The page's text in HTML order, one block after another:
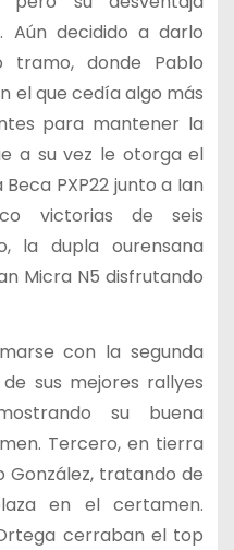
Aún decidido a darlo
donde Pablo
el que cedía algo más
para mantener la
a su vez le otorga el
PXP22 junto a Ian
victorias de seis
la dupla ourensana
Micra N5 disfrutando
con la segunda
sus mejores rallyes
su buena
Tercero, en tierra
González, tratando de
en el certamen.
cerraban el top